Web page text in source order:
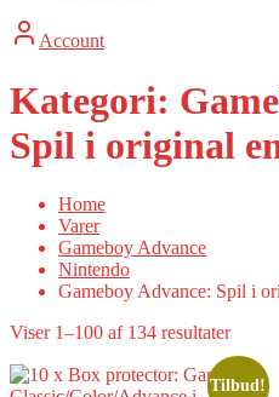
Account
Kategori:
Spil i original
Home
Varer
Gameboy Advance
Nintendo
Gameboy Advance: Spil i
Viser 1–100 af 134 resultater
Tilbud!